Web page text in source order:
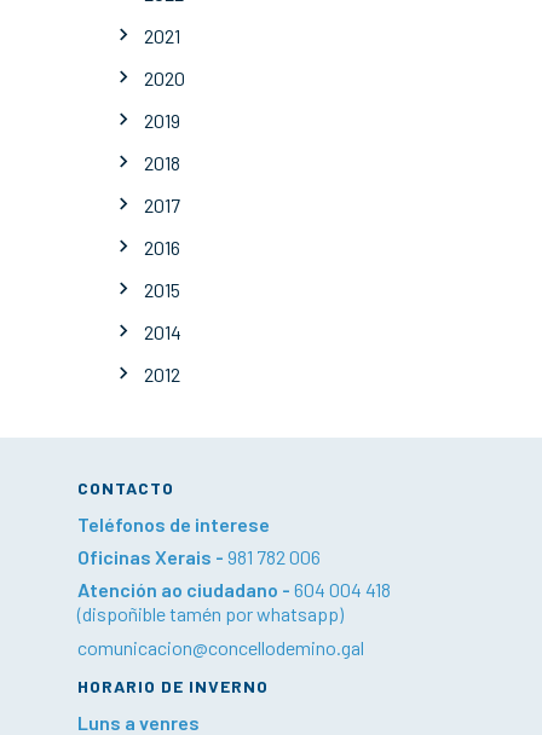
2021
2020
2019
2018
2017
2016
2015
2014
2012
CONTACTO
Teléfonos de interese
Oficinas Xerais - 981 782 006
Atención ao ciudadano - 604 004 418
(dispoñible tamén por whatsapp)
comunicacion@concellodemino.gal
HORARIO DE INVERNO
Luns a venres